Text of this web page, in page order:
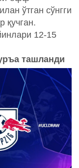
ўтган сўнгги
қучган.
12-15
ташланди